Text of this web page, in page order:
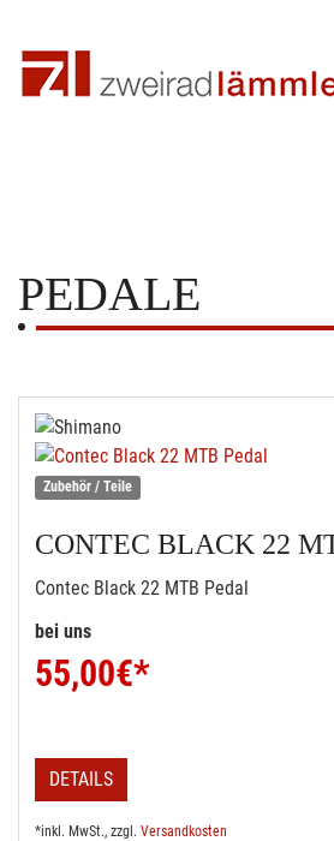
PEDALE
Zubehör / Teile
CONTEC BLACK 22
Contec Black 22 MTB Pedal
bei uns
55,00€*
DETAILS
*inkl. MwSt., zzgl. Versandkosten